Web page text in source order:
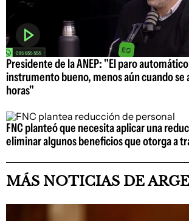
Presidente de la ANEP: "El paro
instrumento bueno, menos aún cuando se
horas"
FNC planteó que necesita aplicar una
eliminar algunos beneficios que otorga a
MÁS NOTICIAS DE